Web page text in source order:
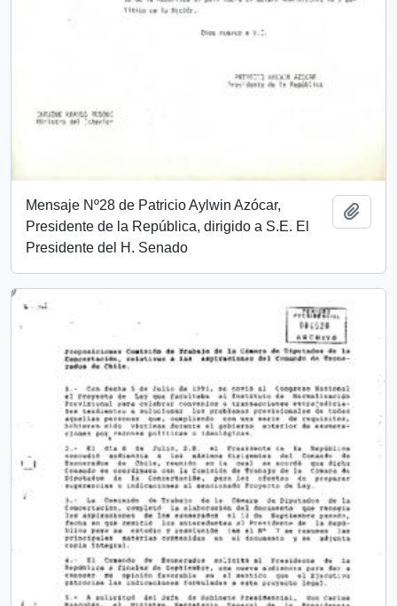
Mensaje Nº28 de Patricio Aylwin Azócar,
Presidente de la República, dirigido a S.E. El
Presidente del H. Senado